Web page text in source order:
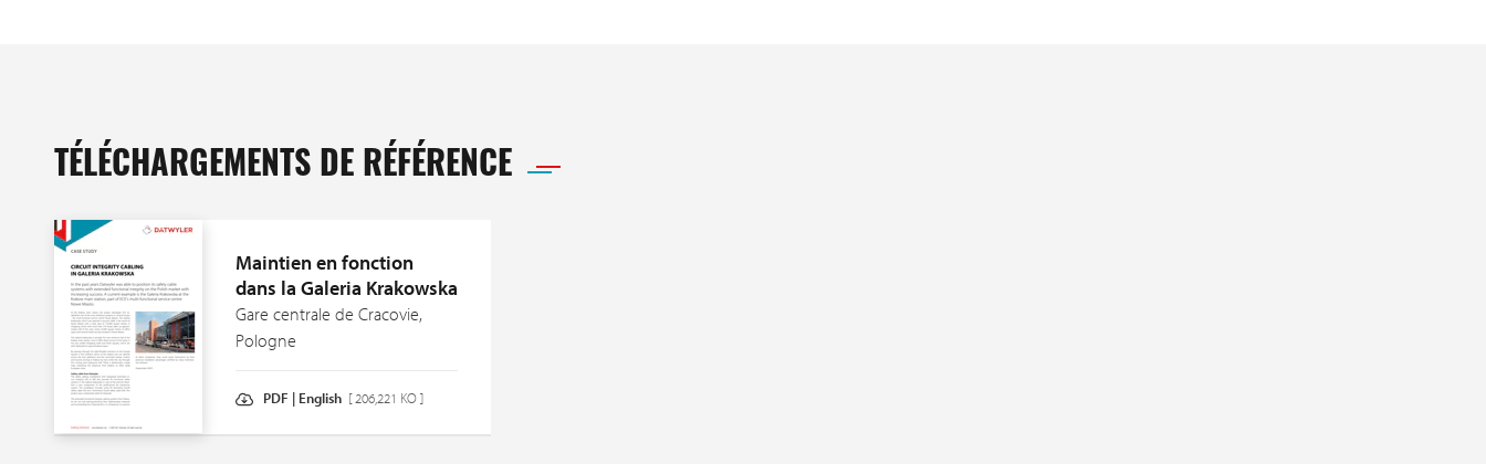
TÉLÉCHARGEMENTS DE RÉFÉRENCE
Maintien en fonction
dans la Galeria Krakowska
Gare centrale de Cracovie,
Pologne
PDF | English [ 206,221 KO ]